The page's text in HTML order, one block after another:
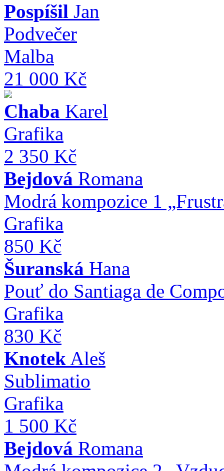
Pospíšil Jan
Podvečer
Malba
21 000 Kč
Chaba Karel
Grafika
2 350 Kč
Bejdová Romana
Modrá kompozice 1
Grafika
850 Kč
Šuranská Hana
Pouť do Santiaga de
Grafika
830 Kč
Knotek Aleš
Sublimatio
Grafika
1 500 Kč
Bejdová Romana